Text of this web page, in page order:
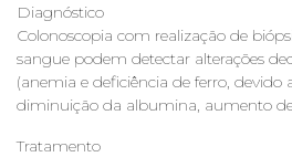
Diagnóstico
Colonoscopia com realização de
sangue podem detectar alterações
(anemia e deficiência de ferro, devido
diminuição da albumina, aumento
Tratamento